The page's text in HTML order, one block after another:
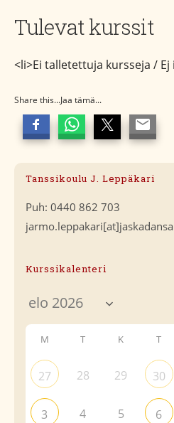
Tulevat kurssit
<li>Ei talletettuja kursseja /
Share this...Jaa tämä...
Tanssikoulu J. Leppäkari
Puh: 0440 862 703
Kurssikalenteri
M T K T
27 28 29 30
3 4 5 6